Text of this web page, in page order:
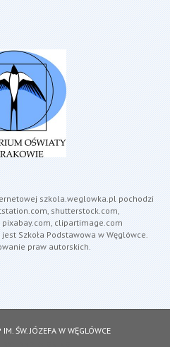
szkola.weglowka.pl pochodzi
shutterstock.com,
clipartimage.com
Szkoła Podstawowa w Węglówce.
praw autorskich.
ŚW. JÓZEFA W WĘGLÓWCE